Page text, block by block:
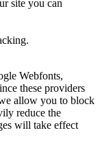
site you can
Webfonts,
these providers
allow you to block
reduce the
will take effect